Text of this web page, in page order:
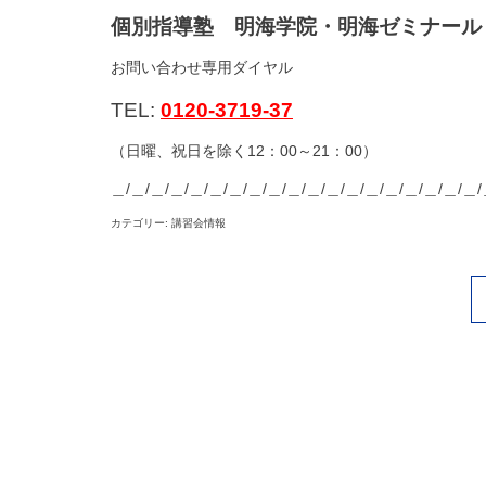
個別指導塾 明海学院・明海ゼミナール
お問い合わせ専用ダイヤル
TEL: 0120-3719-37
（日曜、祝日を除く12：00～21：00）
＿/＿/＿/＿/＿/＿/＿/＿/＿/＿/＿/＿/＿/＿/＿/＿/＿/＿/
カテゴリー: 講習会情報